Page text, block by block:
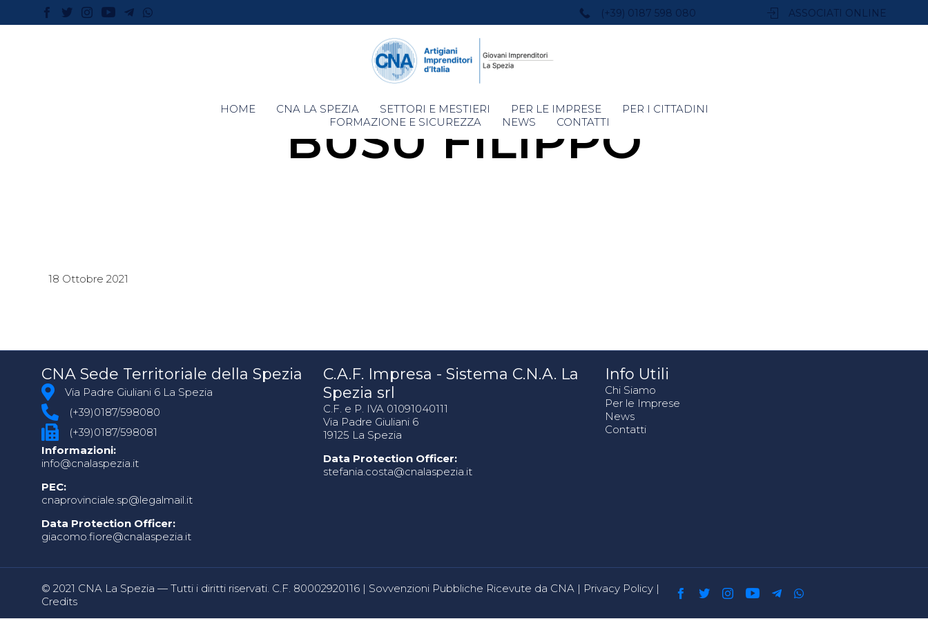
(+39) 0187 598 080 ASSOCIATI ONLINE
Skip
to
HOME CNA LA SPEZIA SETTORI E MESTIERI PER LE IMPRESE
PER I CITTADINI
FORMAZIONE E SICUREZZA
NEWS CONTATTI
BUSU FILIPPO
18 Ottobre 2021
CNA Sede Territoriale della Spezia
Via Padre Giuliani 6 La Spezia
(+39)0187/598080
(+39)0187/598081
Informazioni:
info@cnalaspezia.it
PEC:
cnaprovinciale.sp@legalmail.it
Data Protection Officer:
giacomo.fiore@cnalaspezia.it
C.A.F. Impresa - Sistema C.N.A. La
Spezia srl
C.F. e P. IVA 01091040111
Via Padre Giuliani 6
19125 La Spezia
Data Protection Officer:
stefania.costa@cnalaspezia.it
Info Utili
Chi Siamo
Per le Imprese
News
Contatti
© 2021 CNA La Spezia — Tutti i diritti riservati. C.F. 80002920116 | Sovvenzioni Pubbliche Ricevute da CNA | Privacy Policy |
Credits